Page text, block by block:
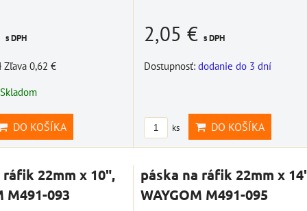
s DPH
Zľava 0,62 €
Skladom
DO KOŠÍKA
2,05 € s DPH
Dostupnosť: dodanie do 3 dní
ks DO KOŠÍKA
ráfik 22mm x 10",
M491-093
páska na ráfik 22mm x
WAYGOM M491-095
bootovací prúd 400
A, NOCO GB20
štartovací box + power
banka, bootovací prúd 400
náradia pre BMW
10002768
majú vôbec málo nástrojov
základnej výbave a...